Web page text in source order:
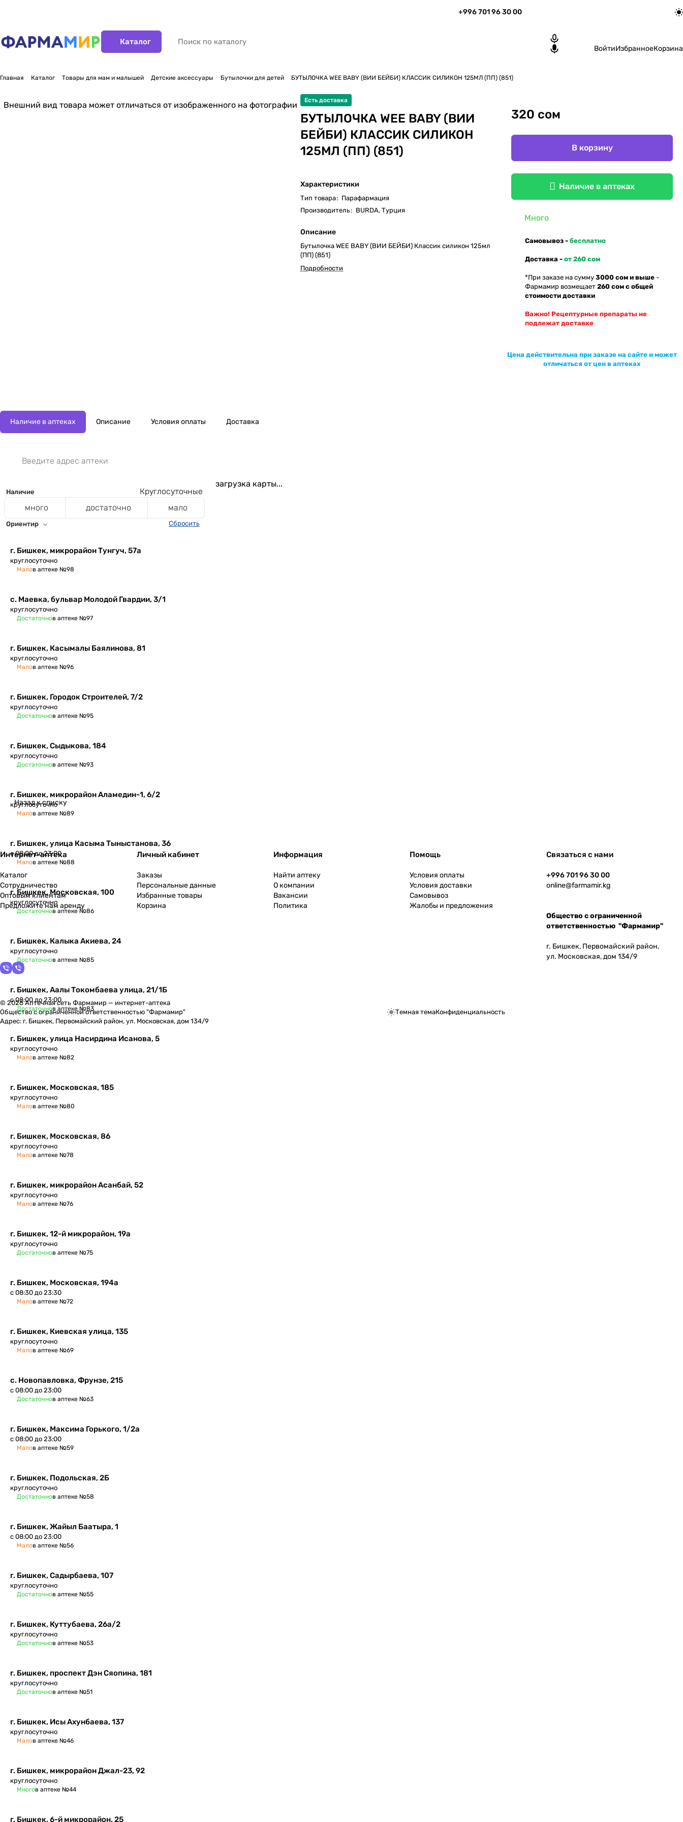
+996 701 96 30 00
Каталог
ВойтиИзбранноеКорзина
Главная Каталог Товары для мам и малышей Детские аксессуары Бутылочки для детей БУТЫЛОЧКА WEE BABY (ВИИ БЕЙБИ) КЛАССИК СИЛИКОН 125МЛ (ПП) (851)
Внешний вид товара может отличаться от изображенного на фотографии Есть доставка
БУТЫЛОЧКА WEE BABY (ВИИ
БЕЙБИ) КЛАССИК СИЛИКОН
125МЛ (ПП) (851)
Характеристики
Тип товара: Парафармация
Производитель: BURDA, Турция
Описание
Бутылочка WEE BABY (ВИИ БЕЙБИ) Классик силикон 125мл
(ПП) (851)
Подробности
320 сом
В корзину
Наличие в аптеках
Много
Самовывоз - бесплатно
Доставка - от 260 сом
*При заказе на сумму 3000 сом и выше -
Фармамир возмещает 260 сом с общей
стоимости доставки
Важно! Рецептурные препараты не
подлежат доставке
Цена действительна при заказе на сайте и может
отличаться от цен в аптеках
Наличие в аптеках Описание Условия оплаты Доставка
Наличие
Круглосуточные
много
достаточно мало
Ориентир Сбросить
​г. Бишкек, микрорайон Тунгуч, 57а
круглосуточно
Малов аптеке №98
с. Маевка, ​бульвар Молодой Гвардии, 3/1
круглосуточно
Достаточнов аптеке №97
г. Бишкек, ​Касымалы Баялинова, 81
круглосуточно
Малов аптеке №96
​г. Бишкек, Городок Строителей, 7/2
круглосуточно
Достаточнов аптеке №95
г. Бишкек, Сыдыкова, 184
круглосуточно
Достаточнов аптеке №93
г. Бишкек, микрорайон Аламедин-1, 6/2
круглосуточно
Малов аптеке №89
г. Бишкек, улица Касыма Тыныстанова, 36
с 08:00 до 23:00
Малов аптеке №88
г. Бишкек, Московская, 100
круглосуточно
Достаточнов аптеке №86
г. Бишкек, Калыка Акиева, 24
круглосуточно
Достаточнов аптеке №85
г. Бишкек, ​Аалы Токомбаева улица, 21/1Б
с 08:00 до 23:00
Достаточнов аптеке №83
г. Бишкек, улица Насирдина Исанова, 5
круглосуточно
Малов аптеке №82
г. Бишкек, Московская, 185
круглосуточно
Малов аптеке №80
г. Бишкек, Московская, 86
круглосуточно
Малов аптеке №78
г. Бишкек, микрорайон Асанбай, 52
круглосуточно
Малов аптеке №76
г. Бишкек, ​12-й микрорайон, 19а
круглосуточно
Достаточнов аптеке №75
г. Бишкек, ​Московская, 194а
с 08:30 до 23:30
Малов аптеке №72
г. Бишкек, Киевская улица, 135
круглосуточно
Малов аптеке №69
с. Новопавловка, Фрунзе, 215
с 08:00 до 23:00
Достаточнов аптеке №63
г. Бишкек, ​Максима Горького, 1/2а
с 08:00 до 23:00
Малов аптеке №59
г. Бишкек, Подольская, 2Б
круглосуточно
Достаточнов аптеке №58
г. Бишкек​, Жайыл Баатыра, 1
с 08:00 до 23:00
Малов аптеке №56
г. Бишкек, ​Садырбаева, 107
круглосуточно
Достаточнов аптеке №55
г. Бишкек, Куттубаева, 26а/2
круглосуточно
Достаточнов аптеке №53
г. Бишкек, проспект Дэн Сяопина, 181
круглосуточно
Достаточнов аптеке №51
г. Бишкек, Исы Ахунбаева, 137
круглосуточно
Малов аптеке №46
г. Бишкек, микрорайон Джал-23, 92
круглосуточно
Многов аптеке №44
г. Бишкек, 6-й микрорайон, 25
загрузка карты...
Назад к списку
Интернет-аптека
Каталог
Сотрудничество
Оптовым клиентам
Предложите нам аренду
Личный кабинет
Заказы
Персональные данные
Избранные товары
Корзина
Информация
Найти аптеку
О компании
Вакансии
Политика
Помощь
Условия оплаты
Условия доставки
Самовывоз
Жалобы и предложения
Связаться с нами
+996 701 96 30 00
online@farmamir.kg
Общество с ограниченной
ответственностью "Фармамир"
г. Бишкек, Первомайский район,
ул. Московская, дом 134/9
© 2026 Аптечная сеть Фармамир — интернет-аптека
Общество с ограниченной ответственностью "Фармамир"
Адрес: г. Бишкек, Первомайский район, ул. Московская, дом 134/9
Темная темаКонфиденциальность